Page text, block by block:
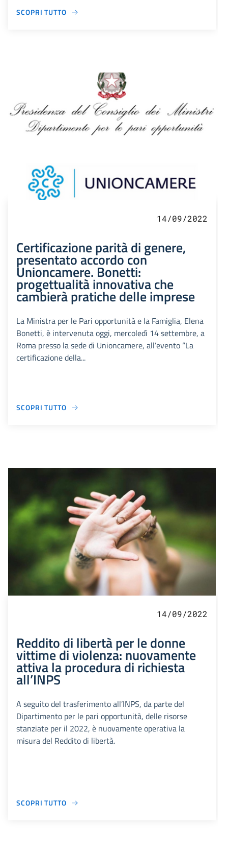
SCOPRI TUTTO
14/09/2022
Certificazione parità di genere,
presentato accordo con
Unioncamere. Bonetti:
progettualità innovativa che
cambierà pratiche delle imprese
La Ministra per le Pari opportunità e la Famiglia, Elena
Bonetti, è intervenuta oggi, mercoledì 14 settembre, a
Roma presso la sede di Unioncamere, all’evento “La
certificazione della...
SCOPRI TUTTO
14/09/2022
Reddito di libertà per le donne
vittime di violenza: nuovamente
attiva la procedura di richiesta
all’INPS
A seguito del trasferimento all’INPS, da parte del
Dipartimento per le pari opportunità, delle risorse
stanziate per il 2022, è nuovamente operativa la
misura del Reddito di libertà.
SCOPRI TUTTO